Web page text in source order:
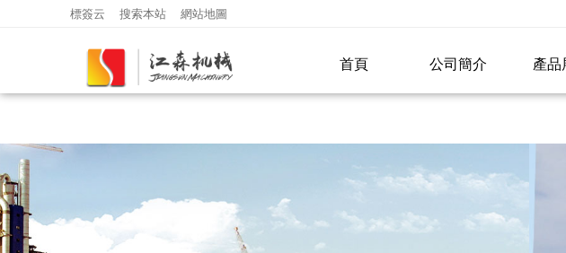
亚洲精品乱码久久久久久9色,国产美女在线免费观看,午夜一级特黄a大片,色黄啪啪,国产
標簽云 搜索本站 網站地圖
首頁 公司簡介 產品